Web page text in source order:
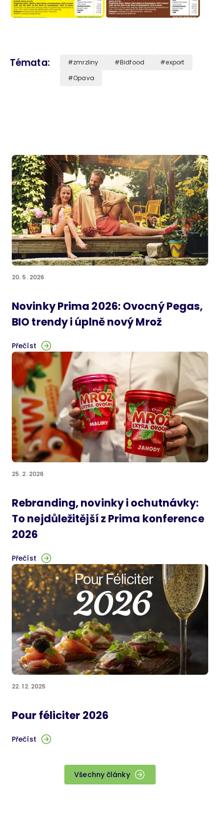
Témata zmrzliny Bidfood
export
Opava
20. 5. 2026
Novinky Prima 2026: Ovocný Pegas,
BIO trendy i úplně nový Mrož
Přečíst
25. 2. 2026
Rebranding, novinky i ochutnávky:
To nejdůležitější z Prima konference
2026
Přečíst
22. 12. 2025
Pour féliciter 2026
Přečíst
Všechny články